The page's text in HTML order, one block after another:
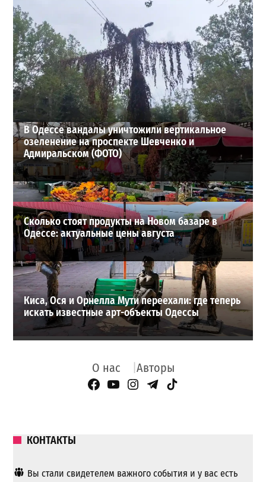
В Одессе выросло число пострадавших после атаки
реактивных дронов (фото)
2
24-07-2026 в 14:29
ВИБОР РЕДАКЦИИ
В Одессе вандалы уничтожили вертикальное
озеленение на проспекте Шевченко и
Адмиральском (ФОТО)
Сколько стоят продукты на Новом базаре в
Одессе: актуальные цены августа
Киса, Ося и Орнелла Мути переехали: где теперь
искать известные арт-объекты Одессы
О нас Авторы
Facebook Page
YouTube
Instagram
Telegram
TikTok
КОНТАКТЫ
Вы стали свидетелем важного события и у вас есть